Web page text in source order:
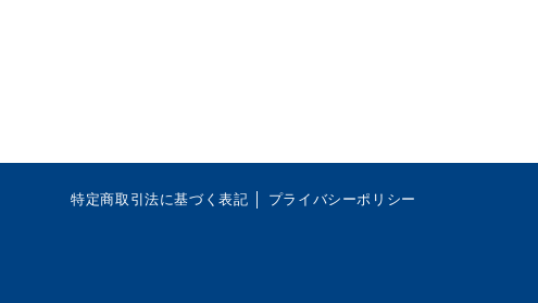
特定商取引法に基づく表記 プライバシーポリシー